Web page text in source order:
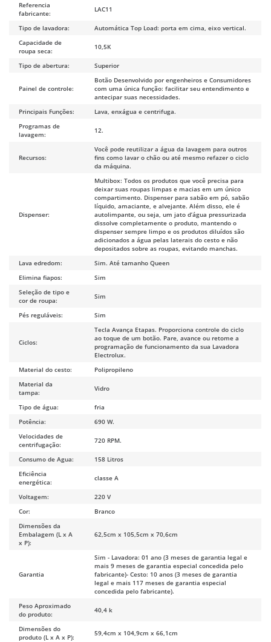
Referencia
fabricante:
LAC11
Tipo de lavadora:
Automática Top Load: porta em cima, eixo vertical.
Capacidade de
roupa seca:
10,5K
Tipo de abertura: Superior
Painel de controle:
Botão Desenvolvido por engenheiros e Consumidores
com uma única função: facilitar seu entendimento e
antecipar suas necessidades.
Principais Funções:
Lava, enxágua e centrifuga.
Programas de
lavagem:
12.
Recursos:
Você pode reutilizar a água da lavagem para outros
fins como lavar o chão ou até mesmo refazer o ciclo
da máquina.
Dispenser:
Multibox: Todos os produtos que você precisa para
deixar suas roupas limpas e macias em um único
compartimento. Dispenser para sabão em pó, sabão
líquido, amaciante, e alvejante. Além disso, ele é
autolimpante, ou seja, um jato d’água pressurizada
dissolve completamente o produto, mantendo o
dispenser sempre limpo e os produtos diluídos são
adicionados a água pelas laterais do cesto e não
depositados sobre as roupas, evitando manchas.
Lava edredom:
Sim. Até tamanho Queen
Elimina fiapos:
Sim
Seleção de tipo e
cor de roupa:
Sim
Pés reguláveis: Sim
Ciclos:
Tecla Avança Etapas. Proporciona controle do ciclo
ao toque de um botão. Pare, avance ou retome a
programação de funcionamento da sua Lavadora
Electrolux.
Material do cesto:
Polipropileno
Material da
tampa:
Vidro
Tipo de água:
fria
Potência:
690 W.
Velocidades de
centrifugação:
720 RPM.
Consumo de Agua:
158 Litros
Eficiência
energética:
classe A
Voltagem:
220 V
Cor:
Branco
Dimensões da
Embalagem (L x A
x P):
62,5cm x 105,5cm x 70,6cm
Garantia
Sim - Lavadora: 01 ano (3 meses de garantia legal e
mais 9 meses de garantia especial concedida pelo
fabricante)- Cesto: 10 anos (3 meses de garantia
legal e mais 117 meses de garantia especial
concedida pelo fabricante).
Peso Aproximado
do produto:
40,4 k
Dimensões do
produto (L x A x P):
59,4cm x 104,9cm x 66,1cm